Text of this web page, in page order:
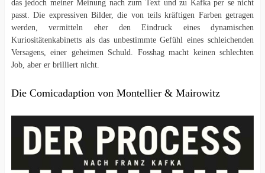
das jedoch meiner Meinung nach zum Text und zu Kafka per se nicht
passt. Die expressiven Bilder, die von teils kräftigen Farben getragen
werden, vermitteln eher den Eindruck eines dynamischen
Kuriositätenkabinetts als das unbestimmte Gefühl eines schleichenden
Versagens, einer geheimen Schuld. Fosshag macht keinen schlechten
Job, aber er brilliert nicht.
Die Comicadaption von Montellier & Mairowitz